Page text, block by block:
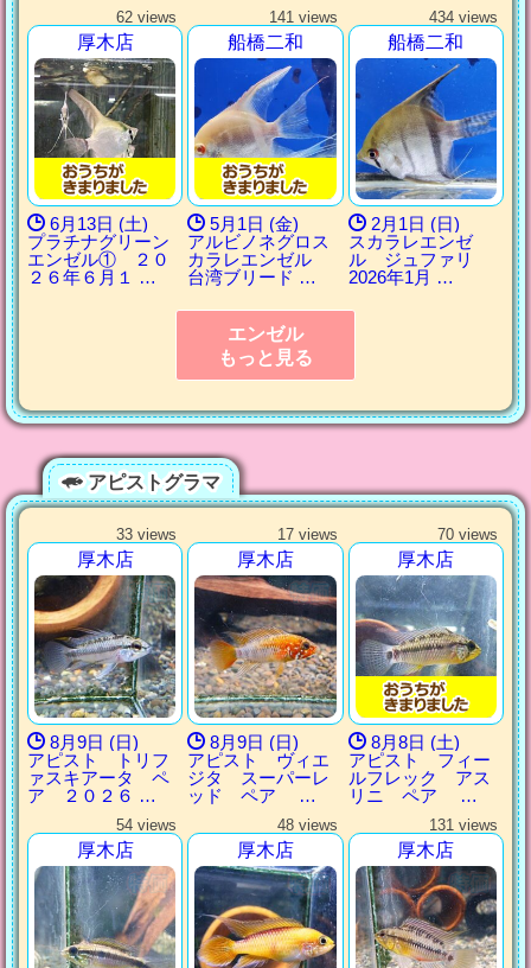
62 views
厚木店
6月13日 (土)
プラチナグリーン
エンゼル① ２０
２６年６月１ …
141 views
船橋二和
5月1日 (金)
アルビノネグロス
カラレエンゼル
台湾ブリード …
434 views
船橋二和
2月1日 (日)
スカラレエンゼ
ル ジュファリ
2026年1月 …
エンゼル
もっと見る
アピストグラマ
33 views
厚木店
8月9日 (日)
アピスト トリフ
ァスキアータ ペ
ア ２０２６ …
17 views
厚木店
8月9日 (日)
アピスト ヴィエ
ジタ スーパーレ
ッド ペア …
70 views
厚木店
8月8日 (土)
アピスト フィー
ルフレック アス
リニ ペア …
54 views
厚木店
48 views
厚木店
131 views
厚木店